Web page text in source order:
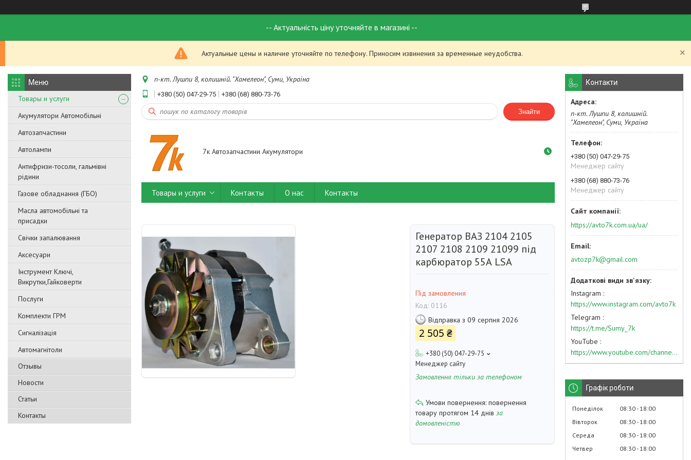
-- Актуальність ціну уточняйте в магазині --
Актуальные цены и наличие уточняйте по телефону. Приносим извинения за временные неудобства.
Товары и услуги
Акумулятори Автомобільні
Автозапчастини
Автолампи
Антифризи-тосоли, гальмівні
рідини
Газове обладнання (ГБО)
Масла автомобільні та
присадки
Свічки запалювання
Аксесуари
Інструмент Ключі,
Викрутки,Гайковерти
Послуги
Комплекти ГРМ
Сигналізація
Автомагнітоли
Отзывы
Новости
Статьи
Контакты
п-кт. Лушпи 8, колишній. "Хамелеон", Суми, Україна
+380 (50) 047-29-75 +380 (68) 880-73-76
Знайти
7к Автозапчастини Акумулятори
Товары и услуги Контакты О нас Контакты
Генератор ВАЗ 2104 2105
2107 2108 2109 21099 під
карбюратор 55А LSA
Під замовлення
Код: 0116
Відправка з 09 серпня 2026
2 505 ₴
+380 (50) 047-29-75
Менеджер сайту
Замовлення тільки за телефоном
повернення
товару протягом 14 днів за
домовленістю
Контакти
п-кт. Лушпи 8, колишній.
"Хамелеон", Суми, Україна
+380 (50) 047-29-75
Менеджер сайту
+380 (68) 880-73-76
Менеджер сайту
https://avto7k.com.ua/ua/
avtozp7k@gmail.com
Instagram
https://www.instagram.com/avto7k
Telegram
https://t.me/Sumy_7k
YouTube
https://www.youtube.com/channel/UC574nvqqf5H_LzT4Va_GpQg?view_as=subscriber
Графік роботи
Понеділок 08:30 18:00
Вівторок
08:30 18:00
Середа
08:30 18:00
Четвер
08:30 18:00